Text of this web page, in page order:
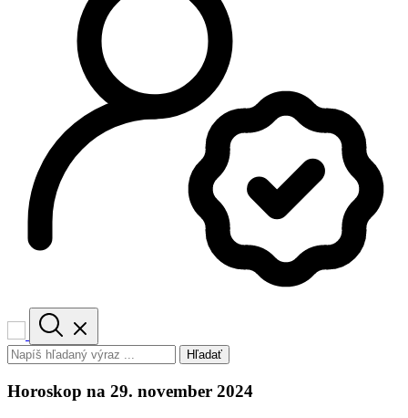
Hľadať
Horoskop na 29. november 2024